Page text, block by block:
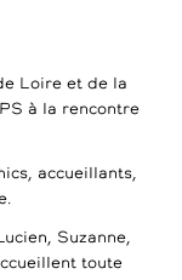
Loire et de la
à la rencontre
accueillants,
Suzanne,
toute